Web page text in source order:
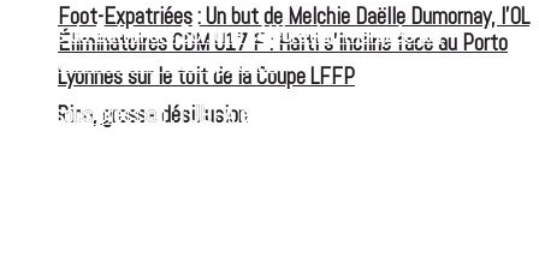
Éliminatoires CDM U17 F : Haïti s’incline face au Porto
Rico, grosse désillusion
Foot-Expatriées : Un but de Melchie Daëlle Dumornay, l’OL
Lyonnes sur le toit de la Coupe LFFP
52 ans du Baltimore SC : une célébration marquée par
l’inquiétude et les interrogations
FIFA sous pression : l’UEFA et la Concacaf dénoncent un